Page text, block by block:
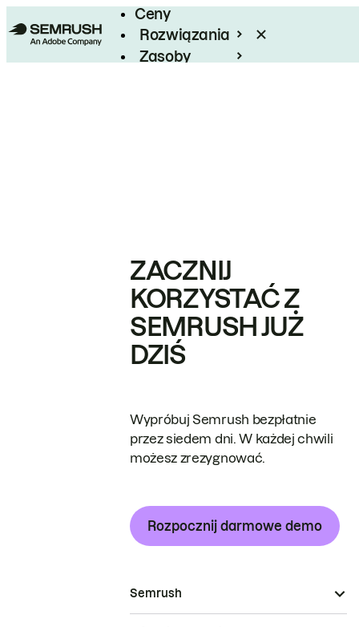
Ceny
Rozwiązania
Zasoby
ZACZNIJ
KORZYSTAĆ Z
SEMRUSH JUŻ
DZIŚ
Wypróbuj Semrush bezpłatnie
przez siedem dni. W każdej chwili
możesz zrezygnować.
Rozpocznij darmowe demo
Semrush